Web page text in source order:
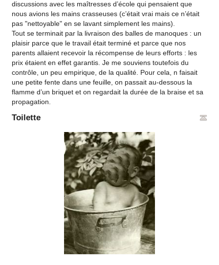
discussions avec les maîtresses d’école qui pensaient que
nous avions les mains crasseuses (c’était vrai mais ce n’était
pas "nettoyable" en se lavant simplement les mains).
Tout se terminait par la livraison des balles de manoques : un
plaisir parce que le travail était terminé et parce que nos
parents allaient recevoir la récompense de leurs efforts : les
prix étaient en effet garantis. Je me souviens toutefois du
contrôle, un peu empirique, de la qualité. Pour cela, n faisait
une petite fente dans une feuille, on passait au-dessous la
flamme d’un briquet et on regardait la durée de la braise et sa
propagation.
Toilette